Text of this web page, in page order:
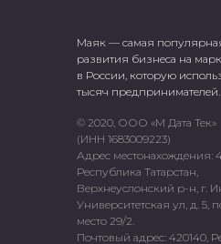
Маяк — самая
развития бизнеса на
в России, которую
тысяч предпринимателей.
© 2020, ООО «М Дата Тек»
(ИНН 1683009223)
Адрес местонахождения:
Республика Татарстан,
Верхнеуслонский р-н, г.
Университетская ул, д. 5,
место 29/2.
Почтовый адрес: 420140,